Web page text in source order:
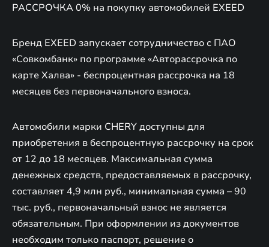
РАССРОЧКА 0% на покупку автомобилей EXEED
Бренд EXEED запускает сотрудничество с ПАО
«Совкомбанк» по программе «Авторассрочка по
карте Халва» - беспроцентная рассрочка на 18
месяцев без первоначального взноса.
Автомобили марки CHERY доступны для
приобретения в беспроцентную рассрочку на срок
от 12 до 18 месяцев. Максимальная сумма
денежных средств, предоставляемых в рассрочку,
составляет 4,9 млн руб., минимальная сумма – 90
тыс. руб., первоначальный взнос не является
обязательным. При оформлении из документов
необходим только паспорт, решение о